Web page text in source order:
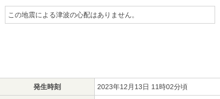
この地震による津波の心配はありません。
発生時刻 2023年12月13日 11時02分頃